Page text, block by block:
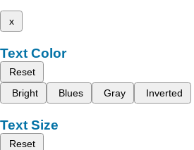
x
Text Color
Reset
Bright
Blues Gray Inverted
Text Size
Reset